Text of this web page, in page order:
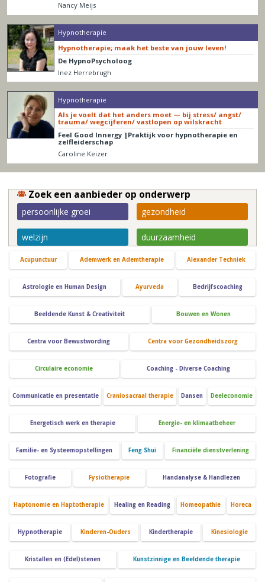
Nancy Meijs
Hypnotherapie
Hypnotherapie; maak het beste van jouw leven!
De HypnoPsycholoog
Inez Herrebrugh
Hypnotherapie
Als je voelt dat het anders moet — bij stress/ angst/
trauma/ wegcijferen/ vastlopen op wilskracht
Feel Good Innergy |Praktijk voor hypnotherapie en
zelfleiderschap
Caroline Keizer
Zoek een aanbieder op onderwerp
persoonlijke groei gezondheid
welzijn duurzaamheid
Acupunctuur Ademwerk en Ademtherapie Alexander Techniek
Astrologie en Human Design Ayurveda Bedrijfscoaching
Beeldende Kunst & Creativiteit Bouwen en Wonen
Centra voor Bewustwording Centra voor Gezondheidszorg
Circulaire economie Coaching - Diverse Coaching
Communicatie en presentatie Craniosacraal therapie Dansen Deeleconomie
Energetisch werk en therapie Energie- en klimaatbeheer
Familie- en Systeemopstellingen Feng Shui Financiële dienstverlening
Fotografie Fysiotherapie Handanalyse & Handlezen
Haptonomie en Haptotherapie Healing en Reading Homeopathie Horeca
Hypnotherapie Kinderen-Ouders Kindertherapie Kinesiologie
Kristallen en (Edel)stenen Kunstzinnige en Beeldende therapie